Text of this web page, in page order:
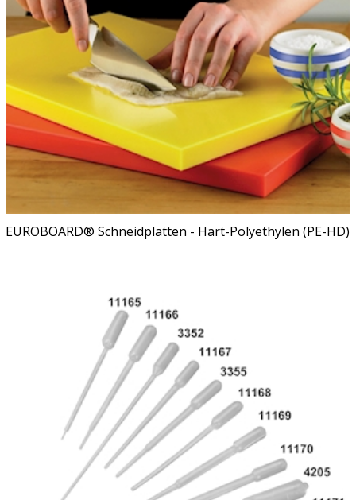
EUROBOARD® Schneidplatten - Hart-Polyethylen (PE-HD)